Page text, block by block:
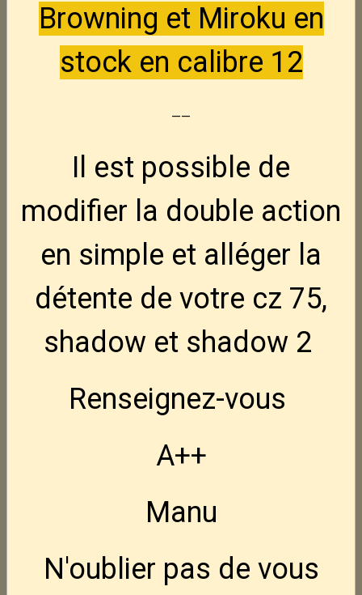
FN Hiper FDE 9x19 Nouveau
TTC
TTC
2 080,00€ 1 840,00€ TTC
2 095,00€TTC
CZ Scorpio EVO 3 Carbine
Browning et Miroku en
stock en calibre 12
--
Il est possible de
modifier la double action
en simple et alléger la
détente de votre cz 75,
shadow et shadow 2
Renseignez-vous
A++
Manu
N'oublier pas de vous